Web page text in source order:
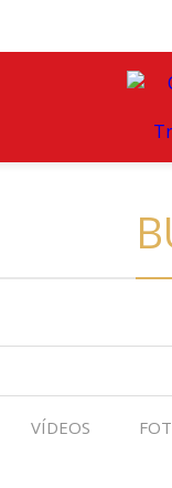
VÍDEOS